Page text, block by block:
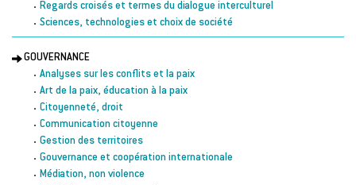
Regards croisés et termes du dialogue interculturel
Sciences, technologies et choix de société
GOUVERNANCE
Analyses sur les conflits et la paix
Art de la paix, éducation à la paix
Citoyenneté, droit
Communication citoyenne
Gestion des territoires
Gouvernance et coopération internationale
Médiation, non violence